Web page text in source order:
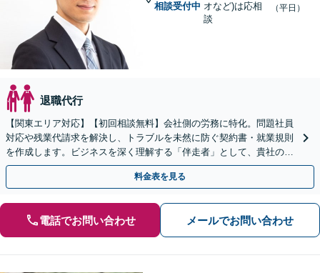
相談受付中 オなど)は応相
談
（平日）
退職代行
【関東エリア対応】【初回相談無料】会社側の労務に特化。問題社員
対応や残業代請求を解決し、トラブルを未然に防ぐ契約書・就業規則
を作成します。ビジネスを深く理解する「伴走者」として、貴社の利
益と今後の事業成長を守り抜きます。
料金表を見る
電話でお問い合わせ メールでお問い合わせ